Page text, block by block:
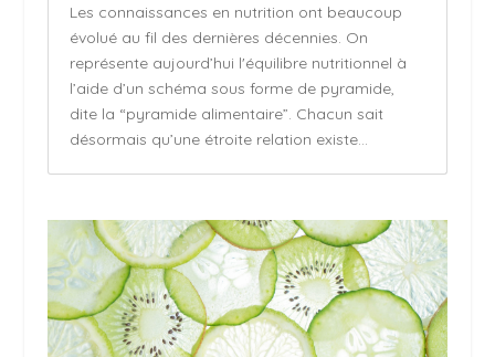
Les connaissances en nutrition ont beaucoup
évolué au fil des dernières décennies. On
représente aujourd’hui l'équilibre nutritionnel à
l’aide d’un schéma sous forme de pyramide,
dite la “pyramide alimentaire”. Chacun sait
désormais qu’une étroite relation existe...